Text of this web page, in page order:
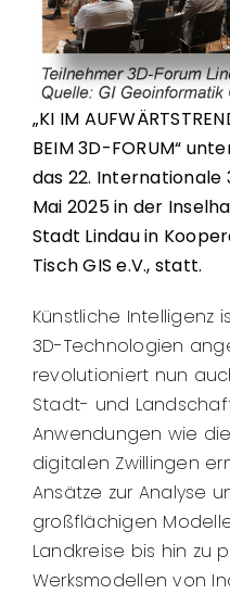
„KI IM
BEIM 3D-FORUM“
das 22. Internationale
Mai 2025 in der
Stadt Lindau in
Tisch GIS e.V., statt.
Künstliche Intelligenz
3D-Technologien
revolutioniert nun
Stadt- und
Anwendungen wie
digitalen Zwillingen
Ansätze zur Analyse
großflächigen
Landkreise bis hin zu
Werksmodellen von